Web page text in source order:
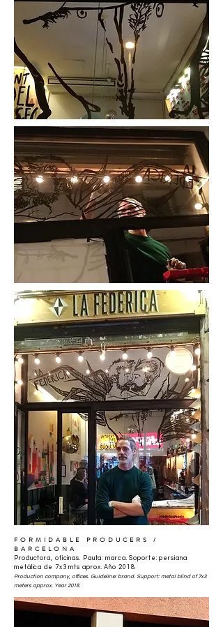
FORMIDABLE PRODUCERS /
BARCELONA
Productora, oficinas. Pauta: marca. Soporte: persiana
metálica de 7x3 mts aprox. Año 2018.
Production company, offices. Guideline: brand. Support: metal blind of 7x3
meters approx. Year 2018.